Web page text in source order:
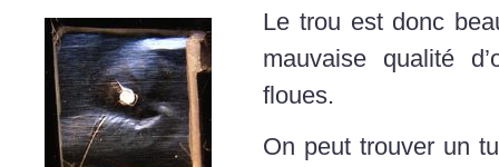
Le trou est donc
mauvaise qualité
floues.
On peut trouver un